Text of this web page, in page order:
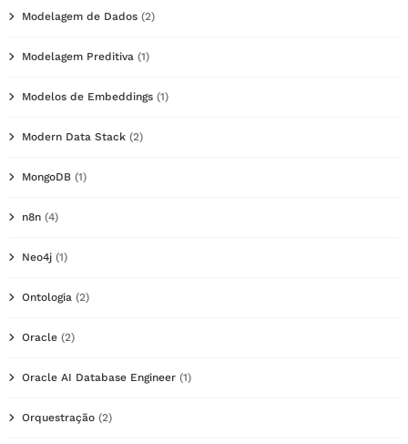
Modelagem de Dados (2)
Modelagem Preditiva (1)
Modelos de Embeddings (1)
Modern Data Stack (2)
MongoDB (1)
n8n (4)
Neo4j (1)
Ontologia (2)
Oracle (2)
Oracle AI Database Engineer (1)
Orquestração (2)